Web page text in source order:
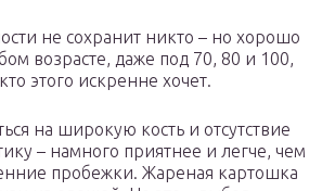
не сохранит никто – но хорошо
возрасте, даже под 70, 80 и 100,
этого искренне хочет.
на широкую кость и отсутствие
– намного приятнее и легче, чем
пробежки. Жареная картошка